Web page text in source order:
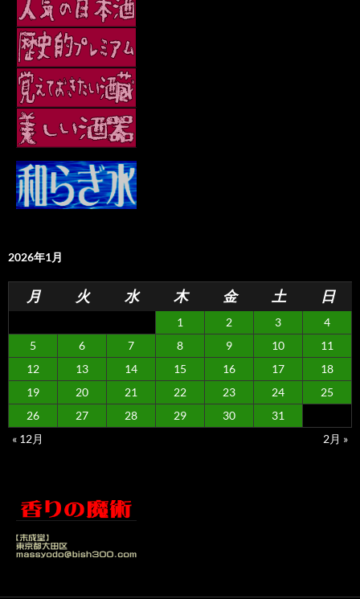
2026年1月
月 火 水 木 金 土 日
1 2 3
4
5
6 7 8 9 10
11
12
13 14 15 16 17
18
19
20 21 22 23 24
25
26
27 28 29 30
31
« 12月
2月 »